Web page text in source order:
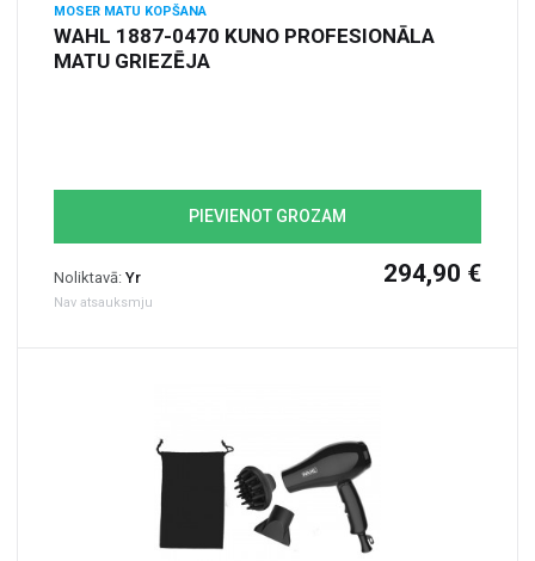
MOSER MATU KOPŠANA
WAHL 1887-0470 KUNO PROFESIONĀLA
MATU GRIEZĒJA
PIEVIENOT GROZAM
Noliktavā: Yr
Nav atsauksmju
294,90 €